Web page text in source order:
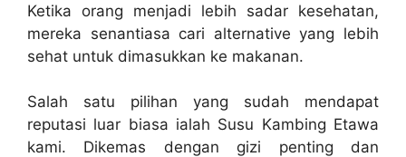
Ketika orang menjadi lebih sadar kesehatan,
mereka senantiasa cari alternative yang lebih
sehat untuk dimasukkan ke makanan.
Salah satu pilihan yang sudah mendapat
reputasi luar biasa ialah Susu Kambing Etawa
kami. Dikemas dengan gizi penting dan